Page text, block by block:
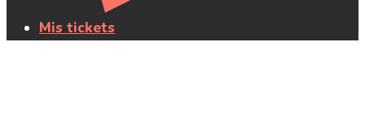
Mis tickets